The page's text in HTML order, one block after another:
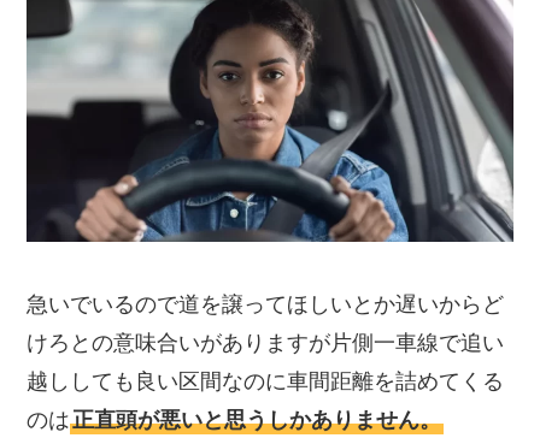
急いでいるので道を譲ってほしいとか遅いからど
けろとの意味合いがありますが片側一車線で追い
越ししても良い区間なのに車間距離を詰めてくる
のは正直頭が悪いと思うしかありません。